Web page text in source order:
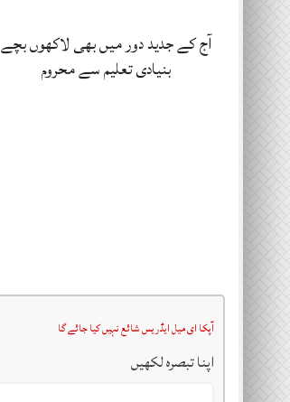
آج کے جدید دور میں بھی لاکھوں بچے
بنیادی تعلیم سے محروم
آپکا ای میل ایڈریس شائع نہیں کیا جائے گا
اپنا تبصرہ لکھیں